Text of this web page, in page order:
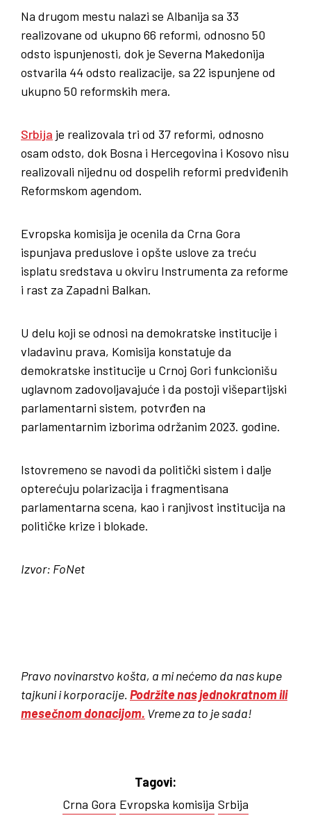
Na drugom mestu nalazi se Albanija sa 33
realizovane od ukupno 66 reformi, odnosno 50
odsto ispunjenosti, dok je Severna Makedonija
ostvarila 44 odsto realizacije, sa 22 ispunjene od
ukupno 50 reformskih mera.
Srbija je realizovala tri od 37 reformi, odnosno
osam odsto, dok Bosna i Hercegovina i Kosovo nisu
realizovali nijednu od dospelih reformi predviđenih
Reformskom agendom.
Evropska komisija je ocenila da Crna Gora
ispunjava preduslove i opšte uslove za treću
isplatu sredstava u okviru Instrumenta za reforme
i rast za Zapadni Balkan.
U delu koji se odnosi na demokratske institucije i
vladavinu prava, Komisija konstatuje da
demokratske institucije u Crnoj Gori funkcionišu
uglavnom zadovoljavajuće i da postoji višepartijski
parlamentarni sistem, potvrđen na
parlamentarnim izborima održanim 2023. godine.
Istovremeno se navodi da politički sistem i dalje
opterećuju polarizacija i fragmentisana
parlamentarna scena, kao i ranjivost institucija na
političke krize i blokade.
Izvor: FoNet
Pravo novinarstvo košta, a mi nećemo da nas kupe
tajkuni i korporacije. Podržite nas jednokratnom ili
mesečnom donacijom. Vreme za to je sada!
Tagovi:
Crna Gora Evropska komisija Srbija